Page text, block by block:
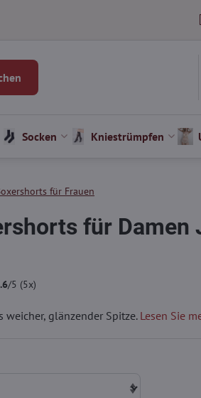
Socken Kniestrümpfen
für Frauen
für Damen
/5 (5x)
weicher, glänzender Spitze. Lesen Sie